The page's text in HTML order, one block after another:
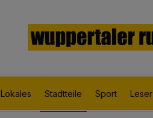
Lokales Stadtteile Sport Leser